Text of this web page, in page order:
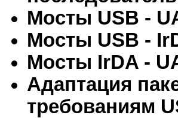
Мосты USB -
Мосты USB -
Мосты IrDA -
Адаптация
требованиям